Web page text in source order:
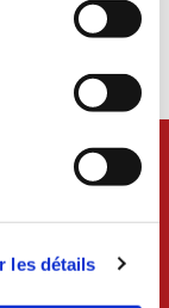
les détails